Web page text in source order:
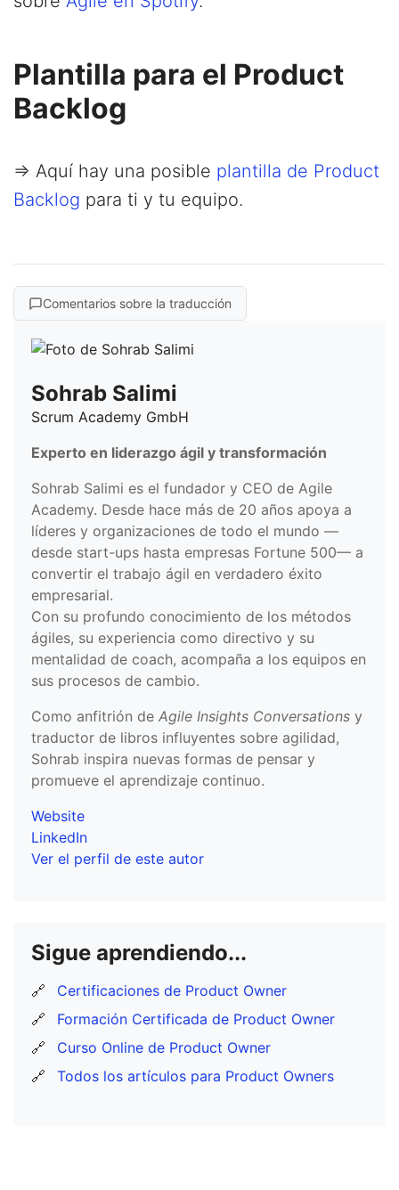
Plantilla para el Product
Backlog
=> Aquí hay una posible plantilla de Product
Backlog para ti y tu equipo.
Comentarios sobre la traducción
Sohrab Salimi
Scrum Academy GmbH
Experto en liderazgo ágil y transformación
Sohrab Salimi es el fundador y CEO de Agile
Academy. Desde hace más de 20 años apoya a
líderes y organizaciones de todo el mundo —
desde start-ups hasta empresas Fortune 500— a
convertir el trabajo ágil en verdadero éxito
empresarial.
Con su profundo conocimiento de los métodos
ágiles, su experiencia como directivo y su
mentalidad de coach, acompaña a los equipos en
sus procesos de cambio.
Como anfitrión de Agile Insights Conversations y
traductor de libros influyentes sobre agilidad,
Sohrab inspira nuevas formas de pensar y
promueve el aprendizaje continuo.
Website
LinkedIn
Ver el perfil de este autor
Sigue aprendiendo...
🔗
Certificaciones de Product Owner
🔗
Formación Certificada de Product Owner
🔗
Curso Online de Product Owner
🔗
Todos los artículos para Product Owners